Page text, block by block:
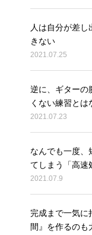
人は自分が差
きない
2021.07.25
逆に、ギターの
くない練習とは
2021.07.23
なんでも一度、
てしまう「高速
2021.07.9
完成まで一気に
間』を作るのも